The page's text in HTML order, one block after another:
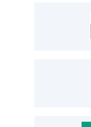
Siget –